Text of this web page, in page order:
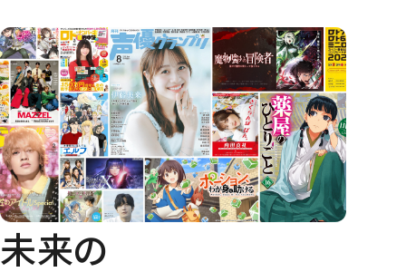
事業紹介 TOP
出版事業
ライトアニメ事業
メディア事業
イベント事業／
配信事業
アパレル事業
COMPANY
会社情報 TOP
企業理念
会社概要
アクセス
沿革
RECRUIT
採用情報 TOP
新卒採用
中途・
アルバイト採用
よくあるご質問
ONLINE SHOP
未来の